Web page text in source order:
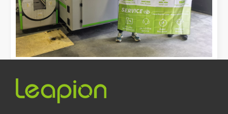
Aquí está la versión en inglés de la publicación del blog,